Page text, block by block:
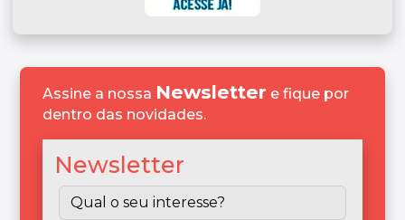
Assine a nossa Newsletter e fique por
dentro das novidades.
Newsletter